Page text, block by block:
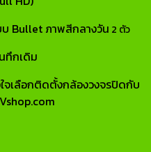
Bullet ภาพสีกลางวัน 2 ตัว
ทึกเดิม
เลือกติดตั้งกล้องวงจรปิดกับ